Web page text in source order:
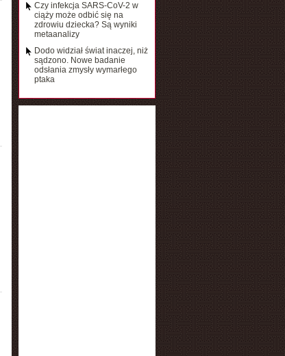
Czy infekcja SARS-CoV-2 w
ciąży może odbić się na
zdrowiu dziecka? Są wyniki
metaanalizy
Dodo widział świat inaczej, niż
sądzono. Nowe badanie
odsłania zmysły wymarłego
ptaka